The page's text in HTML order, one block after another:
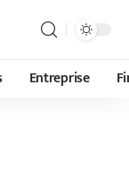
Entreprise